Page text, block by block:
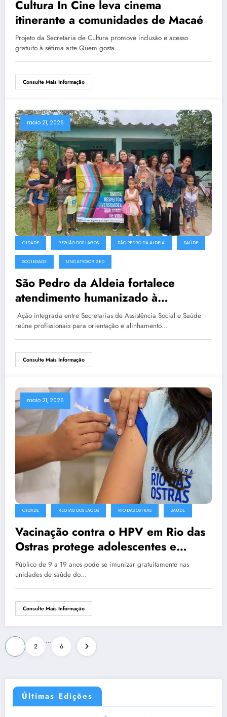
Cultura In Cine leva cinema
itinerante a comunidades de Macaé
Projeto da Secretaria de Cultura promove inclusão e acesso
gratuito à sétima arte Quem gosta…
Consulte Mais Informação
maio 21, 2026
CIDADE REGIÃO DOS LAGOS SÃO PEDRO DA ALDEIA SAÚDE
SOCIEDADE UNCATEGORIZED
São Pedro da Aldeia fortalece
atendimento humanizado à
população LGBTQIAPN+
Ação integrada entre Secretarias de Assistência Social e Saúde
reúne profissionais para orientação e alinhamento…
Consulte Mais Informação
maio 21, 2026
CIDADE REGIÃO DOS LAGOS RIO DAS OSTRAS SAÚDE
Vacinação contra o HPV em Rio das
Ostras protege adolescentes e
jovens
Público de 9 a 19 anos pode se imunizar gratuitamente nas
unidades de saúde do…
Consulte Mais Informação
2
…
6
Últimas Edições